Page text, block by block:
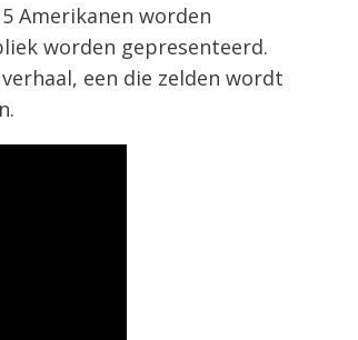
Amerikanen worden
worden gepresenteerd.
een die zelden wordt